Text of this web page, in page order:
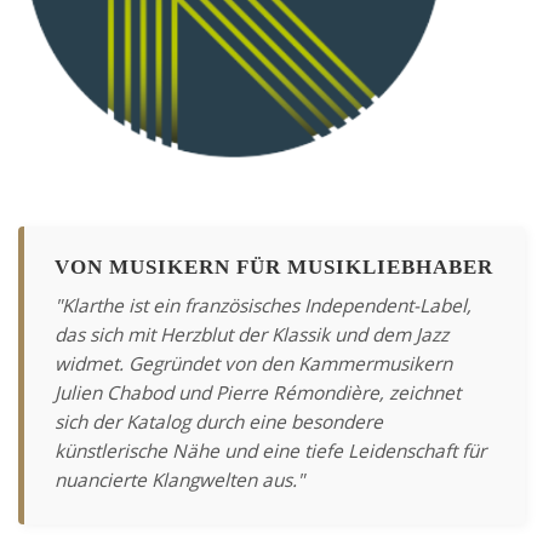
VON MUSIKERN FÜR MUSIKLIEBHABER
"Klarthe ist ein französisches Independent-Label,
das sich mit Herzblut der Klassik und dem Jazz
widmet. Gegründet von den Kammermusikern
Julien Chabod und Pierre Rémondière, zeichnet
sich der Katalog durch eine besondere
künstlerische Nähe und eine tiefe Leidenschaft für
nuancierte Klangwelten aus."